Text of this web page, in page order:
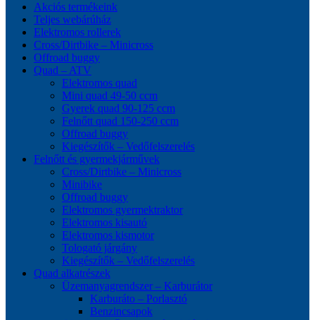
Akciós termékeink
Teljes webárúház
Elektromos rollerek
Cross/Dirtbike – Minicross
Offroad buggy
Quad – ATV
Elektromos quad
Mini quad 49-50 ccm
Gyerek quad 90-125 ccm
Felnőtt quad 150-250 ccm
Offroad buggy
Kiegészítők – Vedőfelszerelés
Felnőtt és gyermekjárművek
Cross/Dirtbike – Minicross
Minibike
Offroad buggy
Elektromos gyermektraktor
Elektromos kisautó
Elektromos kismotor
Tologató járgány
Kiegészítők – Vedőfelszerelés
Quad alkatrészek
Üzemanyagrendszer – Karburátor
Karburáto – Porlasztó
Benzincsapok